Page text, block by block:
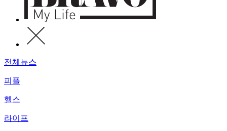
전체뉴스
피플
헬스
라이프